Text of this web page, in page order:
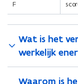
F
Wat is het
werkelijk
Waarom is